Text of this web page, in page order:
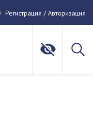
Регистрация / Авторизация